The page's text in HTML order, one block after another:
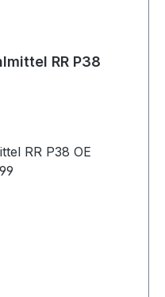
RR P38
RR P38 OE